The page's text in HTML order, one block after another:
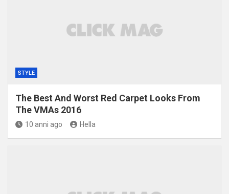
STYLE
The Best And Worst Red Carpet Looks From
The VMAs 2016
10 anni ago Hella